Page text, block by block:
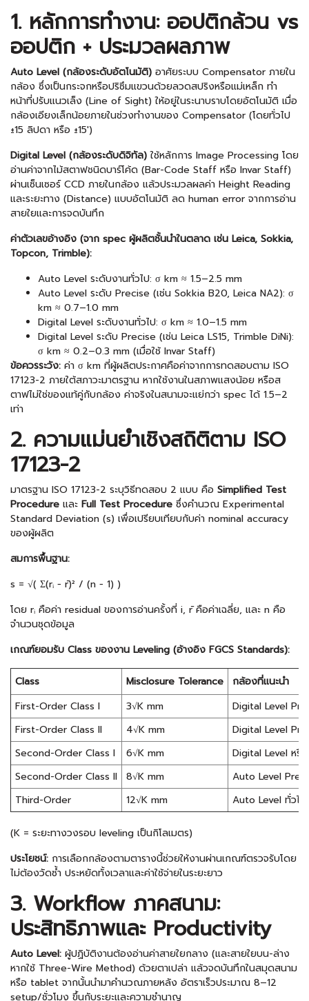
1. หลักการทำงาน: ออปติกล้วน vs
ออปติก + ประมวลผลภาพ
Auto Level (กล้องระดับอัตโนมัติ) อาศัยระบบ Compensator ภายใน
กล้อง ซึ่งเป็นกระจกหรือปริซึมแขวนด้วยลวดสปริงหรือแม่เหล็ก ทำ
หน้าที่ปรับแนวเล็ง (Line of Sight) ให้อยู่ในระนาบราบโดยอัตโนมัติ เมื่อ
กล้องเอียงเล็กน้อยภายในช่วงทำงานของ Compensator (โดยทั่วไป
±15 ลิปดา หรือ ±15')
Digital Level (กล้องระดับดิจิทัล)ใช้หลักการ Image Processing โดย
อ่านค่าจากไม้สตาฟชนิดบาร์โค้ด (Bar-Code Staff หรือ Invar Staff)
ผ่านเซ็นเซอร์ CCD ภายในกล้อง แล้วประมวลผลค่า Height Reading
และระยะทาง (Distance) แบบอัตโนมัติ ลด human error จากการอ่าน
สายใยและการจดบันทึก
ค่าตัวเลขอ้างอิง (จาก spec ผู้ผลิตชั้นนำในตลาด เช่น Leica, Sokkia,
Topcon, Trimble):
Auto Level ระดับงานทั่วไป: σ km ≈ 1.5–2.5 mm
Auto Level ระดับ Precise (เช่น Sokkia B20, Leica NA2): σ
km ≈ 0.7–1.0 mm
Digital Level ระดับงานทั่วไป: σ km ≈ 1.0–1.5 mm
Digital Level ระดับ Precise (เช่น Leica LS15, Trimble DiNi):
σ km ≈ 0.2–0.3 mm (เมื่อใช้ Invar Staff)
ข้อควรระวัง: ค่า σ km ที่ผู้ผลิตประกาศคือค่าจากการทดสอบตาม ISO
17123-2 ภายใต้สภาวะมาตรฐาน หากใช้งานในสภาพแสงน้อย หรือส
ตาฟไม่ใช่ของแท้คู่กับกล้อง ค่าจริงในสนามจะแย่กว่า spec ได้ 1.5–2
เท่า
2. ความแม่นยำเชิงสถิติตาม ISO
17123-2
มาตรฐาน ISO 17123-2 ระบุวิธีทดสอบ 2 แบบ คือ Simplified Test
Procedure และ Full Test Procedure ซึ่งคำนวณ Experimental
Standard Deviation (s) เพื่อเปรียบเทียบกับค่า nominal accuracy
ของผู้ผลิต
สมการพื้นฐาน:
s = √( Σ(rᵢ − r̄)² / (n − 1) )
โดย rᵢ คือค่า residual ของการอ่านครั้งที่ i, r̄ คือค่าเฉลี่ย, และ n คือ
จำนวนชุดข้อมูล
เกณฑ์ยอมรับ Class ของงาน Leveling (อ้างอิง FGCS Standards):
Class Misclosure Tolerance
กล้องที่แนะนำ
First-Order Class I
3√K mm
Digital Level
First-Order Class II
4√K mm
Digital Level
Second-Order Class I
6√K mm
Digital Level หรื
Second-Order Class II
8√K mm
Auto Level
Third-Order
12√K mm Auto Level ทั่วไป
(K = ระยะทางวงรอบ leveling เป็นกิโลเมตร)
ประโยชน์: การเลือกกล้องตามตารางนี้ช่วยให้งานผ่านเกณฑ์ตรวจรับโดย
ไม่ต้องวัดซ้ำ ประหยัดทั้งเวลาและค่าใช้จ่ายในระยะยาว
3. Workflow ภาคสนาม:
ประสิทธิภาพและ Productivity
Auto Level: ผู้ปฏิบัติงานต้องอ่านค่าสายใยกลาง (และสายใยบน-ล่าง
หากใช้ Three-Wire Method) ด้วยตาเปล่า แล้วจดบันทึกในสมุดสนาม
หรือ tablet จากนั้นนำมาคำนวณภายหลัง อัตราเร็วประมาณ 8–12
setup/ชั่วโมง ขึ้นกับระยะและความชำนาญ